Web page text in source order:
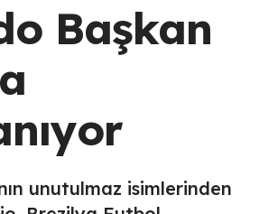
Başkan
unutulmaz isimlerinden